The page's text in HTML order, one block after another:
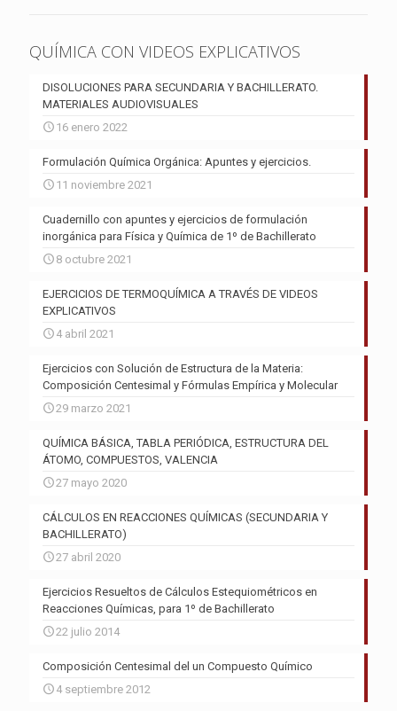
QUÍMICA CON VIDEOS EXPLICATIVOS
DISOLUCIONES PARA SECUNDARIA Y BACHILLERATO.
MATERIALES AUDIOVISUALES
16 enero 2022
Formulación Química Orgánica: Apuntes y ejercicios.
11 noviembre 2021
Cuadernillo con apuntes y ejercicios de formulación
inorgánica para Física y Química de 1º de Bachillerato
8 octubre 2021
EJERCICIOS DE TERMOQUÍMICA A TRAVÉS DE VIDEOS
EXPLICATIVOS
4 abril 2021
Ejercicios con Solución de Estructura de la Materia:
Composición Centesimal y Fórmulas Empírica y Molecular
29 marzo 2021
QUÍMICA BÁSICA, TABLA PERIÓDICA, ESTRUCTURA DEL
ÁTOMO, COMPUESTOS, VALENCIA
27 mayo 2020
CÁLCULOS EN REACCIONES QUÍMICAS (SECUNDARIA Y
BACHILLERATO)
27 abril 2020
Ejercicios Resueltos de Cálculos Estequiométricos en
Reacciones Químicas, para 1º de Bachillerato
22 julio 2014
Composición Centesimal del un Compuesto Químico
4 septiembre 2012